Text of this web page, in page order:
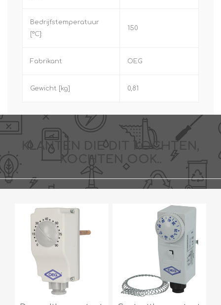
Bedrijfstemperatuur
[°C]:
150
Fabrikant OEG
Gewicht [kg] 0,81
KLANTEN DIE DIT KOCHTEN,
KOCHTEN OOK..